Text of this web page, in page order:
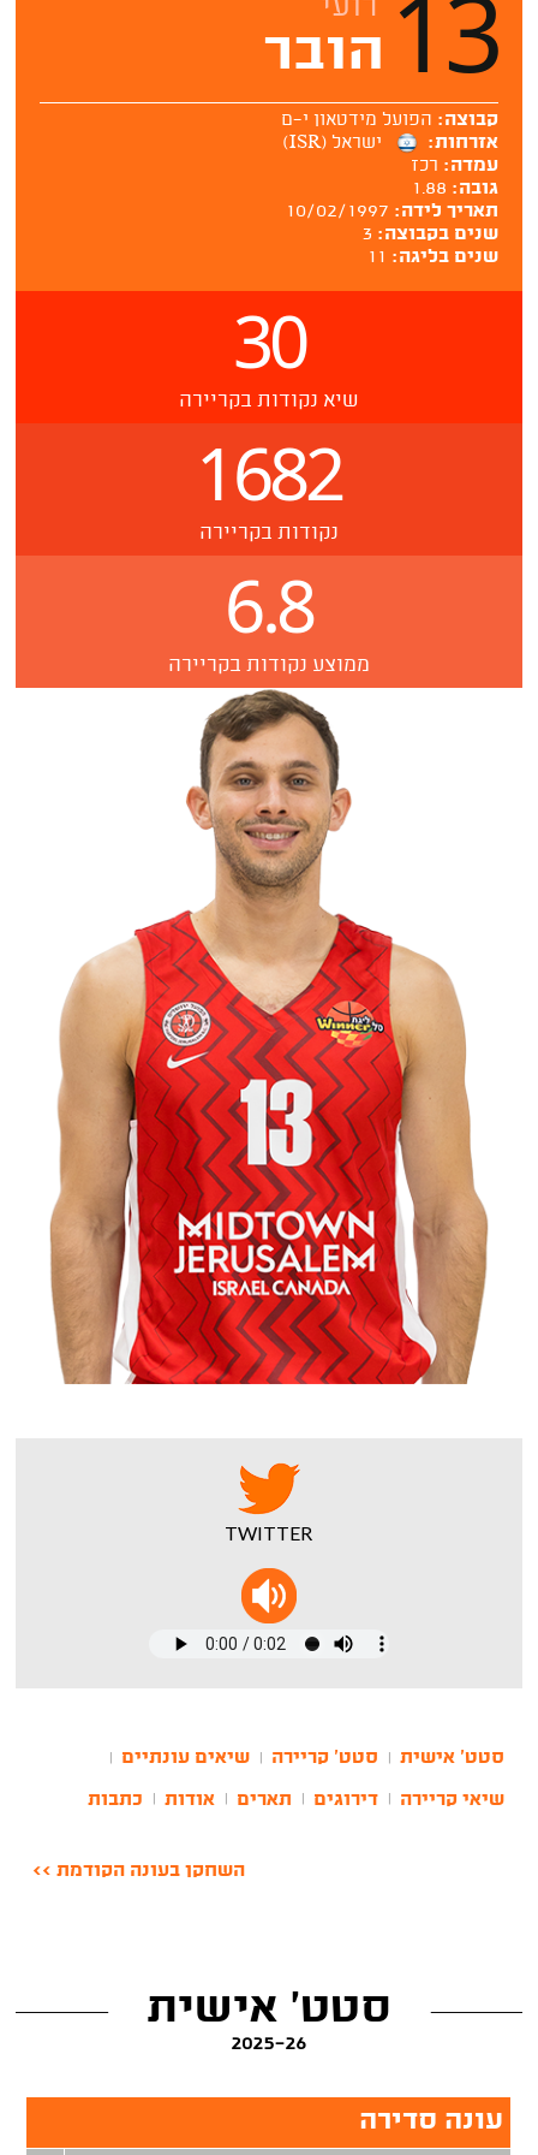
13 רועי
הובר
קבוצה: הפועל מידטאון י-ם
אזרחות:
ישראל (ISR)
עמדה: רכז
גובה: 1.88
תאריך לידה: 10/02/1997
שנים בקבוצה: 3
שנים בליגה: 11
30
שיא נקודות בקריירה
1682
נקודות בקריירה
6.8
ממוצע נקודות בקריירה
TWITTER
סטט' אישית סטט' קריירה שיאים עונתיים
שיאי קריירה דירוגים תארים אודות כתבות
השחקן בעונה הקודמת >>
סטט' אישית
2025-26
עונה סדירה